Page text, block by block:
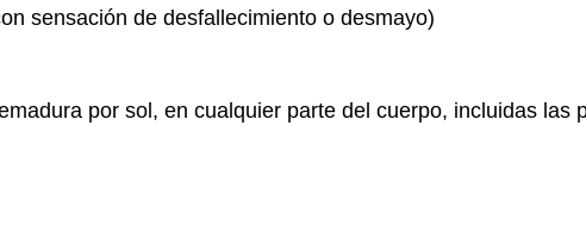
sensación de desfallecimiento o desmayo)
por sol, en cualquier parte del cuerpo, incluidas las